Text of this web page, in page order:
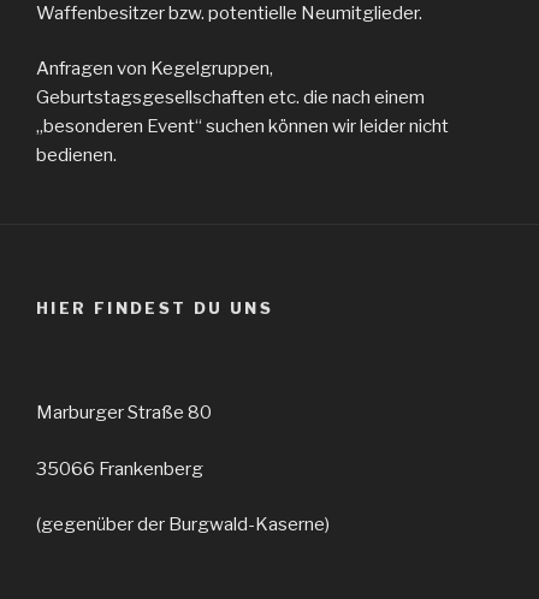
Waffenbesitzer bzw. potentielle Neumitglieder.
Anfragen von Kegelgruppen,
Geburtstagsgesellschaften etc. die nach einem
„besonderen Event“ suchen können wir leider nicht
bedienen.
HIER FINDEST DU UNS
Marburger Straße 80
35066 Frankenberg
(gegenüber der Burgwald-Kaserne)